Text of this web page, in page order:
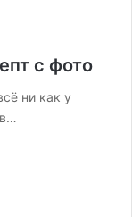
с фото
ни как у